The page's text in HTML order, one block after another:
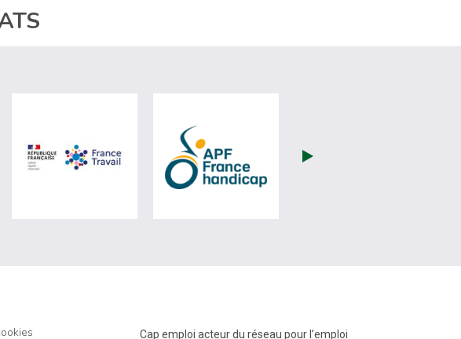
fenêtre)
les site de Fiphfp (nouvelle fenêtre)visiter les site de France Travail (nouvelle fenêtre)
visiter les site de APF (nouvelle
Cap emploi acteur du réseau pour l’emploi